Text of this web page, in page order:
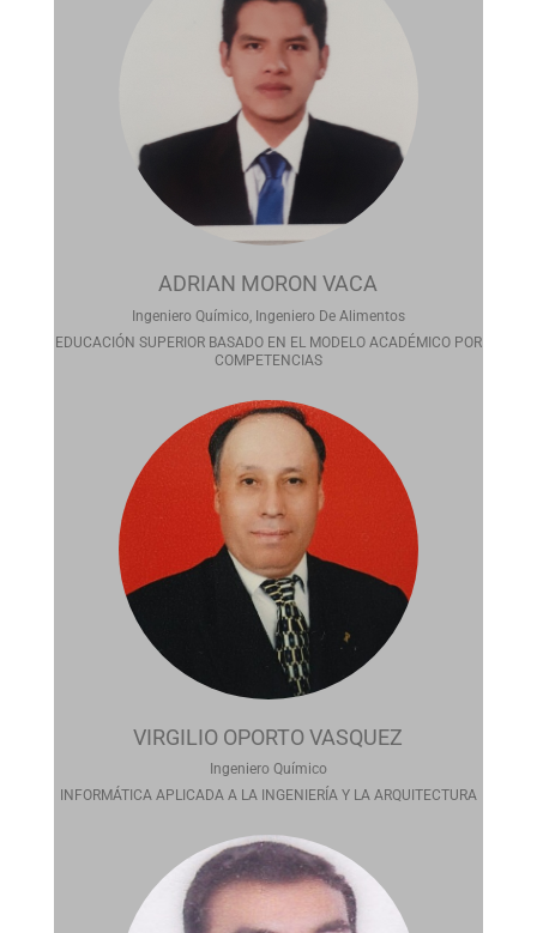
ADRIAN MORON VACA
Ingeniero Químico, Ingeniero De Alimentos
EDUCACIÓN SUPERIOR BASADO EN EL MODELO ACADÉMICO POR
COMPETENCIAS
VIRGILIO OPORTO VASQUEZ
Ingeniero Químico
INFORMÁTICA APLICADA A LA INGENIERÍA Y LA ARQUITECTURA